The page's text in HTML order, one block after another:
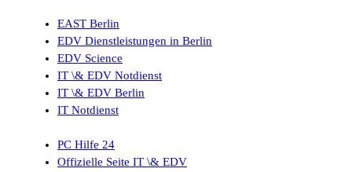
EAST Berlin
EDV Dienstleistungen in Berlin
EDV Science
IT \& EDV Notdienst
IT \& EDV Berlin
IT Notdienst
PC Hilfe 24
Offizielle Seite IT \& EDV